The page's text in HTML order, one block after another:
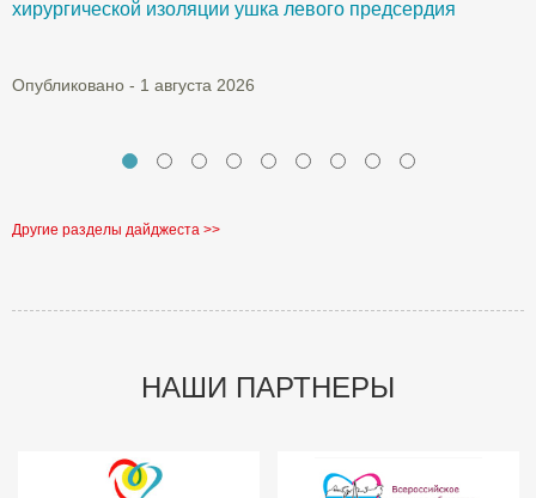
хирургической изоляции ушка левого предсердия
Опубликовано - 1 августа 2026
Другие разделы дайджеста >>
НАШИ ПАРТНЕРЫ